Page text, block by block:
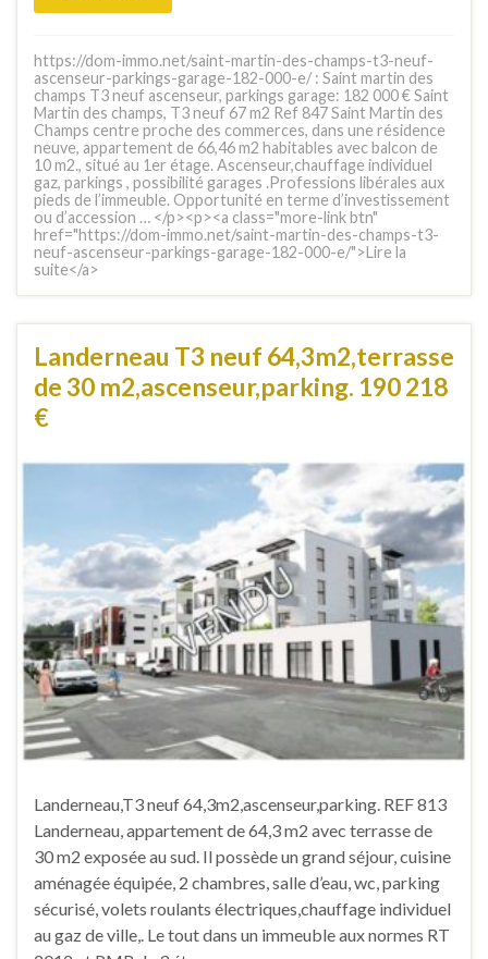
https://dom-immo.net/saint-martin-des-champs-t3-neuf-
ascenseur-parkings-garage-182-000-e/ : Saint martin des
champs T3 neuf ascenseur, parkings garage: 182 000 € Saint
Martin des champs, T3 neuf 67 m2 Ref 847 Saint Martin des
Champs centre proche des commerces, dans une résidence
neuve, appartement de 66,46 m2 habitables avec balcon de
10 m2., situé au 1er étage. Ascenseur,chauffage individuel
gaz, parkings , possibilité garages .Professions libérales aux
pieds de l’immeuble. Opportunité en terme d’investissement
ou d’accession … </p><p><a class="more-link btn"
href="https://dom-immo.net/saint-martin-des-champs-t3-
neuf-ascenseur-parkings-garage-182-000-e/">Lire la
suite</a>
Landerneau T3 neuf 64,3m2,terrasse
de 30 m2,ascenseur,parking. 190 218
€
Landerneau,T3 neuf 64,3m2,ascenseur,parking. REF 813
Landerneau, appartement de 64,3 m2 avec terrasse de
30 m2 exposée au sud. Il possède un grand séjour, cuisine
aménagée équipée, 2 chambres, salle d’eau, wc, parking
sécurisé, volets roulants électriques,chauffage individuel
au gaz de ville,. Le tout dans un immeuble aux normes RT